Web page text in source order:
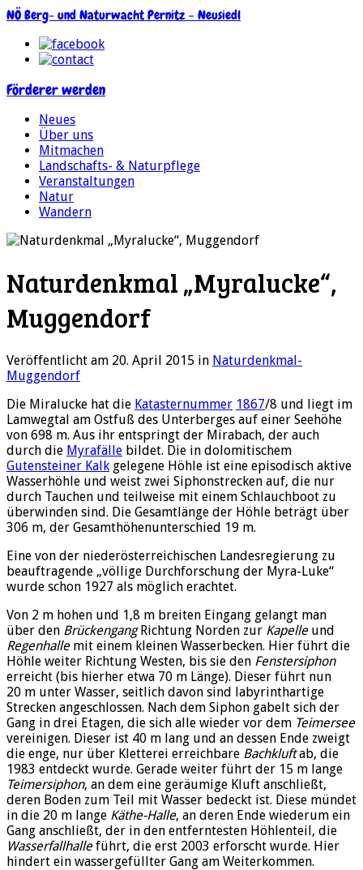
NÖ Berg- und Naturwacht Pernitz – Neusiedl
Förderer werden
Neues
Über uns
Mitmachen
Landschafts- & Naturpflege
Veranstaltungen
Natur
Wandern
Naturdenkmal „Myralucke“,
Muggendorf
Veröffentlicht am 20. April 2015 in Naturdenkmal-
Muggendorf
Die Miralucke hat die Katasternummer 1867/8 und liegt im
Lamwegtal am Ostfuß des Unterberges auf einer Seehöhe
von 698 m. Aus ihr entspringt der Mirabach, der auch
durch die Myrafälle bildet. Die in dolomitischem
Gutensteiner Kalk gelegene Höhle ist eine episodisch aktive
Wasserhöhle und weist zwei Siphonstrecken auf, die nur
durch Tauchen und teilweise mit einem Schlauchboot zu
überwinden sind. Die Gesamtlänge der Höhle beträgt über
306 m, der Gesamthöhenunterschied 19 m.
Eine von der niederösterreichischen Landesregierung zu
beauftragende „völlige Durchforschung der Myra-Luke“
wurde schon 1927 als möglich erachtet.
Von 2 m hohen und 1,8 m breiten Eingang gelangt man
über den BrückengangRichtung Norden zur Kapelleund
Regenhallemit einem kleinen Wasserbecken. Hier führt die
Höhle weiter Richtung Westen, bis sie den Fenstersiphon
erreicht (bis hierher etwa 70 m Länge). Dieser führt nun
20 m unter Wasser, seitlich davon sind labyrinthartige
Strecken angeschlossen. Nach dem Siphon gabelt sich der
Gang in drei Etagen, die sich alle wieder vor dem Teimersee
vereinigen. Dieser ist 40 m lang und an dessen Ende zweigt
die enge, nur über Kletterei erreichbare Bachkluftab, die
1983 entdeckt wurde. Gerade weiter führt der 15 m lange
Teimersiphon, an dem eine geräumige Kluft anschließt,
deren Boden zum Teil mit Wasser bedeckt ist. Diese mündet
in die 20 m lange Käthe-Halle, an deren Ende wiederum ein
Gang anschließt, der in den entferntesten Höhlenteil, die
Wasserfallhalleführt, die erst 2003 erforscht wurde. Hier
hindert ein wassergefüllter Gang am Weiterkommen.